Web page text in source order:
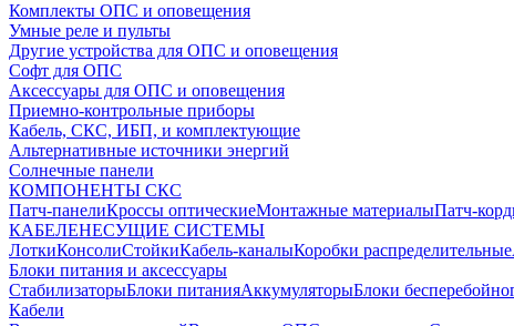
Комплекты ОПС и оповещения
Умные реле и пульты
Другие устройства для ОПС и оповещения
Софт для ОПС
Аксессуары для ОПС и оповещения
Приемно-контрольные приборы
Кабель, СКС, ИБП, и комплектующие
Альтернативные источники энергий
Солнечные панели
КОМПОНЕНТЫ СКС
Патч-панелиКроссы оптическиеМонтажные материалыПатч-
КАБЕЛЕНЕСУЩИЕ СИСТЕМЫ
ЛоткиКонсолиСтойкиКабель-каналыКоробки распределительные
Блоки питания и аксессуары
СтабилизаторыБлоки питанияАккумуляторыБлоки
Кабели